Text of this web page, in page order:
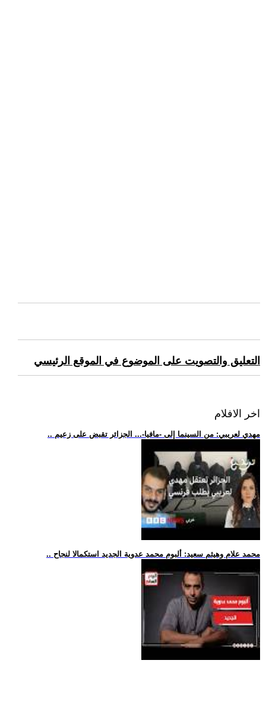
التعليق والتصويت على الموضوع في الموقع الرئيسي
اخر الافلام
.. مهدي لعريبي: من السينما إلى -مافيا-... الجزائر تقبض على زعيم
.. محمد علام وهيثم سعيد: ألبوم محمد عدوية الجديد استكمالا لنجاح